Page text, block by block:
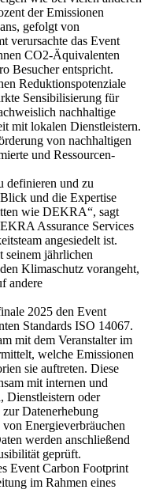
der Emissionen
gefolgt von
verursachte das Event
CO2-Äquivalenten
Besucher entspricht.
Reduktionspotenziale
Sensibilisierung für
nachhaltige
mit lokalen Dienstleistern.
von nachhaltigen
und Ressourcen-
definieren und zu
und die Expertise
wie DEKRA“, sagt
Assurance Services
angesiedelt ist.
seinem jährlichen
Klimaschutz vorangeht,
andere
2025 den Event
Standards ISO 14067.
mit dem Veranstalter im
welche Emissionen
sie auftreten. Diese
mit internen und
Dienstleistern oder
Datenerhebung
Energieverbräuchen
werden anschließend
geprüft.
Event Carbon Footprint
im Rahmen eines